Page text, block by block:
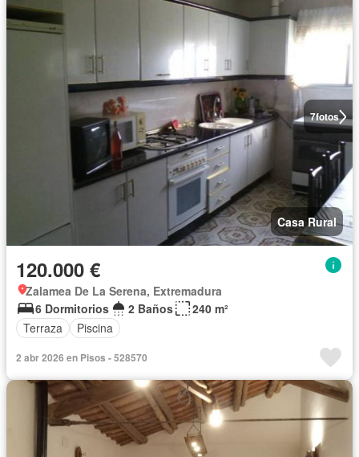
7fotos
Casa Rural
120.000 €
Zalamea De La Serena, Extremadura
6 Dormitorios
2 Baños
240 m²
Terraza
Piscina
2 abr 2026 en Pisos - 528570